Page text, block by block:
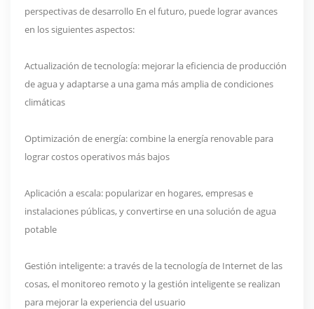
perspectivas de desarrollo En el futuro, puede lograr avances
en los siguientes aspectos:
Actualización de tecnología: mejorar la eficiencia de producción
de agua y adaptarse a una gama más amplia de condiciones
climáticas
Optimización de energía: combine la energía renovable para
lograr costos operativos más bajos
Aplicación a escala: popularizar en hogares, empresas e
instalaciones públicas, y convertirse en una solución de agua
potable
Gestión inteligente: a través de la tecnología de Internet de las
cosas, el monitoreo remoto y la gestión inteligente se realizan
para mejorar la experiencia del usuario